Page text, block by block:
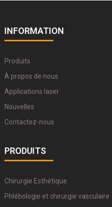
INFORMATION
Produits
À propos de nous
Applications laser
Nouvelles
Contactez-nous
PRODUITS
Chirurgie Esthétique
Phlébologie et chirurgie vasculaire